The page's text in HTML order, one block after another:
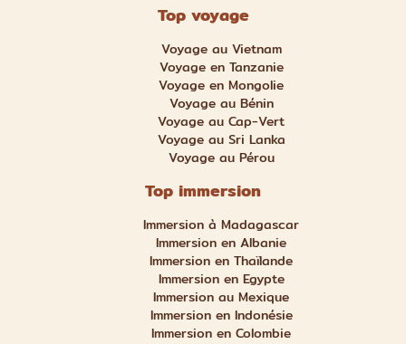
Top voyage
Voyage au Vietnam
Voyage en Tanzanie
Voyage en Mongolie
Voyage au Bénin
Voyage au Cap-Vert
Voyage au Sri Lanka
Voyage au Pérou
Top immersion
Immersion à Madagascar
Immersion en Albanie
Immersion en Thaïlande
Immersion en Egypte
Immersion au Mexique
Immersion en Indonésie
Immersion en Colombie